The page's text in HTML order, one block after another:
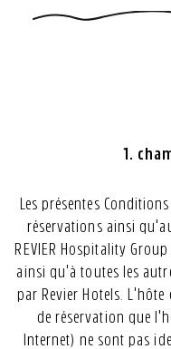
1.
Les présentes
réservations ainsi
REVIER Hospitality
ainsi qu'à toutes les
par Revier Hotels.
de réservation que
Internet) ne sont pas